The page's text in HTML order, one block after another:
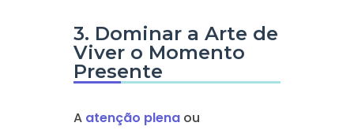
3. Dominar a Arte de
Viver o Momento
Presente
A atenção plenaou